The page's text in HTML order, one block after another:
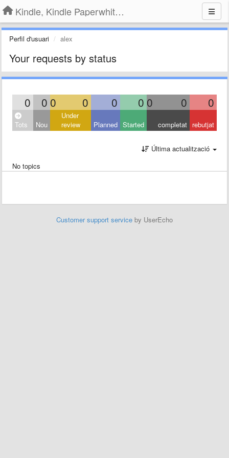
Kindle, Kindle Paperwhite, Kindle Voyage
Perfil d'usuari alex
Your requests by status
0 0 0 0 0 0 0 0 0
Tots Nou
Under
review
Planned Started completat rebutjat
Última actualització
No topics
Customer support service by UserEcho